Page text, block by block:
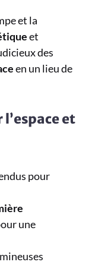
et la
et
des
en un lieu de
et
pour
une